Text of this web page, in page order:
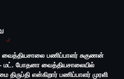
பணிப்பாளர் சுகுணன்
மட். போதனா வைத்தியசாலையில்
திருப்தி என்கிறார் பணிப்பாளர் முரளி